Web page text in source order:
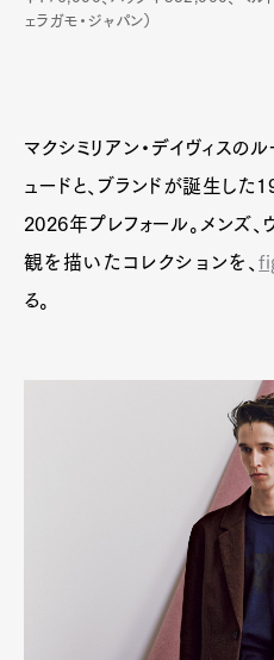
ェラガモ・ジャパン）
マクシミリアン・デイヴィスの
ュードと、ブランドが誕生し
2026年プレフォール。メンズ
観を描いたコレクションを、
る。